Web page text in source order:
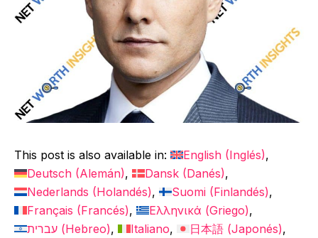
This post is also available in: English (Inglés)
Deutsch (Alemán) Dansk (Danés)
Nederlands (Holandés) Suomi (Finlandés)
Français (Francés) Ελληνικά (Griego)
עברית (Hebreo) Italiano 日本語 (Japonés)